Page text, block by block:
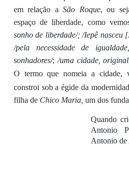
emrelação aSão Roque, ou
espaçode liberdade, como
sonho de liberdade/; /Iepê
/pela necessidade de
sonhadores/; /uma cidade,
O termoque nomeia a cidade,
constroi soba égideda
filha de Chico Maria, um dos
Quando
Antonio
Antonio de